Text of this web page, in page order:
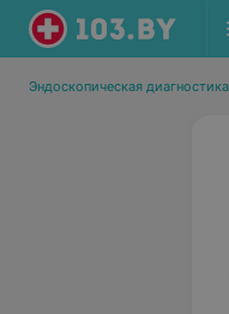
Эндоскопическая диагностика